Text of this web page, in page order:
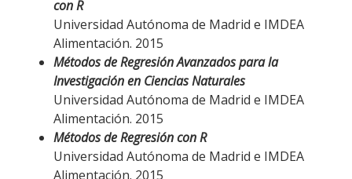
con R
Universidad Autónoma de Madrid e IMDEA
Alimentación. 2015
Métodos de Regresión Avanzados para la
Investigación en Ciencias Naturales
Universidad Autónoma de Madrid e IMDEA
Alimentación. 2015
Métodos de Regresión con R
Universidad Autónoma de Madrid e IMDEA
Alimentación. 2015